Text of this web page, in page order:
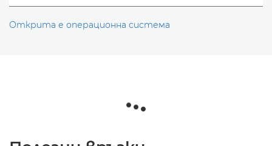
Открита е операционна система